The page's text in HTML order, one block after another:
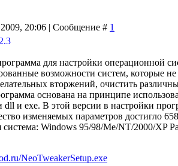
20:06 | Сообщение # 1
для настройки операционной
возможности систем, которые
вторжений, очистить
основана на принципе
и exe. В этой версии в настройки
изменяемых параметров достигло
Windows 95/98/Me/NT/2000/XP
NeoTweakerSetup.exe